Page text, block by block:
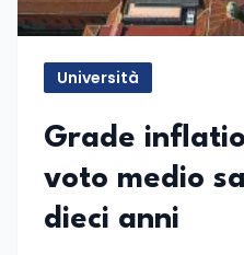
Università
Grade
voto medio
dieci anni